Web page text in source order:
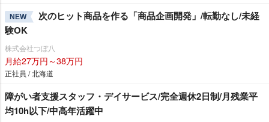
NEW
次のヒット商品を作る「商品企画開発」/転勤なし/未経
験OK
株式会社つぼ八
月給27万円～38万円
正社員 / 北海道
障がい者支援スタッフ・デイサービス/完全週休2日制/月残業平
均10h以下/中高年活躍中